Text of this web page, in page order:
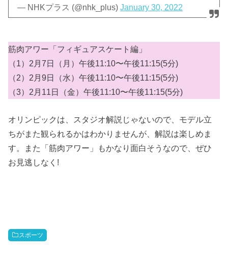
— NHKプラス (@nhk_plus)January 30, 2022
筋肉アワー「フィギュアスケート編」
（1）2月7日（月）午後11:10〜午後11:15(5分)
（2）2月9日（水）午後11:10〜午後11:15(5分)
（3）2月11日（金）午後11:10〜午後11:15(5分)
オリンピックは、スタジオ解説じゃないので、モデル立
ちがまた観られるかはわかりませんが、解説は楽しめま
す。また「筋肉アワー」もかなり面白そうなので、ぜひ
お見逃しなく!
スポーツ